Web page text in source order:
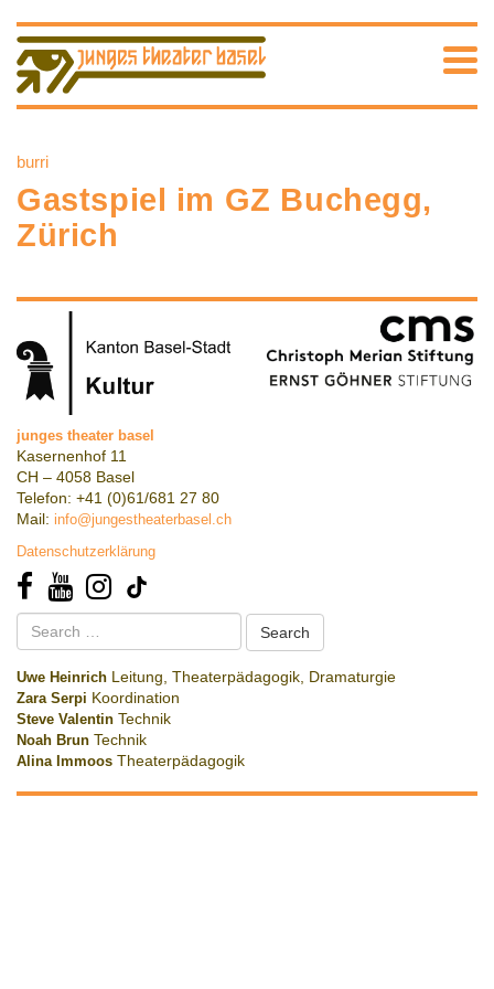
burri
Gastspiel im GZ Buchegg,
Zürich
junges theater basel
Kasernenhof 11
CH – 4058 Basel
Telefon: +41 (0)61/681 27 80
Mail: info@jungestheaterbasel.ch
Datenschutzerklärung
Search
for:
Uwe Heinrich Leitung, Theaterpädagogik, Dramaturgie
Zara Serpi Koordination
Steve Valentin Technik
Noah Brun Technik
Alina Immoos Theaterpädagogik